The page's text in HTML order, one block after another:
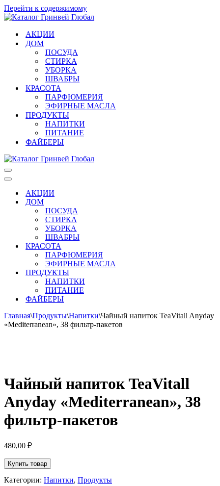
Перейти к содержимому
АКЦИИ
ДОМ
ПОСУДА
СТИРКА
УБОРКА
ШВАБРЫ
КРАСОТА
ПАРФЮМЕРИЯ
ЭФИРНЫЕ МАСЛА
ПРОДУКТЫ
НАПИТКИ
ПИТАНИЕ
ФАЙБЕРЫ
Меню
навигации
Меню
навигацииАКЦИИ
ДОМ
ПОСУДА
СТИРКА
УБОРКА
ШВАБРЫ
КРАСОТА
ПАРФЮМЕРИЯ
ЭФИРНЫЕ МАСЛА
ПРОДУКТЫ
НАПИТКИ
ПИТАНИЕ
ФАЙБЕРЫ
Главная\Продукты\Напитки\Чайный напиток TeaVitall Anyday
«Mediterranean», 38 фильтр-пакетов
Чайный напиток TeaVitall
Anyday «Mediterranean», 38
фильтр-пакетов
480,00 ₽
Купить товар
Категории: Напитки, Продукты